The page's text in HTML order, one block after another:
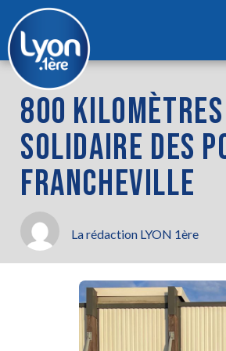
800
SOLIDAIRE DES
FRANCHEVILLE
La rédaction LYON 1ère